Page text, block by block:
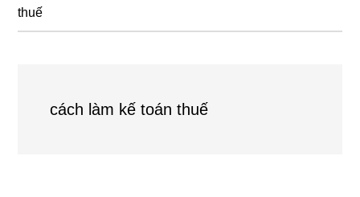
thuế
cách làm kế toán thuế